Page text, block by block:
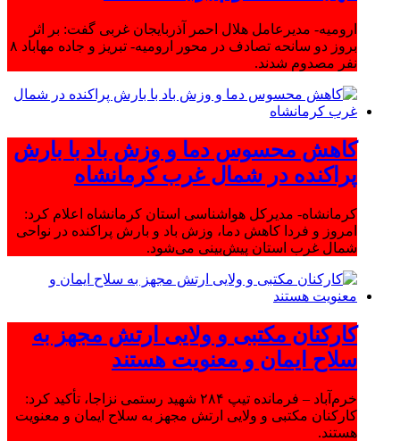
ارومیه- مدیرعامل هلال احمر آذربایجان غربی گفت: بر اثر
بروز دو سانحه تصادف در محور ارومیه- تبریز و جاده مهاباد ۸
نفر مصدوم شدند.
کاهش محسوس دما و وزش باد با بارش
پراکنده در شمال غرب کرمانشاه
کرمانشاه- مدیرکل هواشناسی استان کرمانشاه اعلام کرد:
امروز و فردا کاهش دما، وزش باد و بارش پراکنده در نواحی
شمال غرب استان پیش‌بینی می‌شود.
کارکنان مکتبی و ولایی ارتش مجهز به
سلاح ایمان و معنویت هستند
خرم‌آباد – فرمانده تیپ ۲۸۴ شهید رستمی نزاجا، تأکید کرد:
کارکنان مکتبی و ولایی ارتش مجهز به سلاح ایمان و معنویت
هستند.